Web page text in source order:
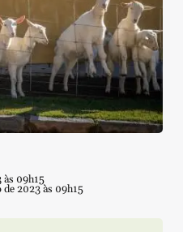
às 09h15
2023 às 09h15